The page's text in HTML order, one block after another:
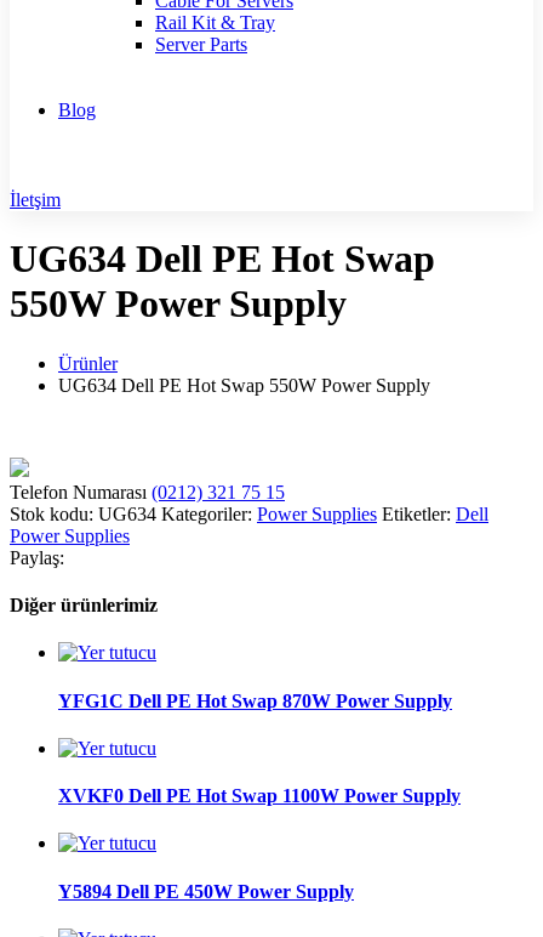
Rail Kit & Tray
Server Parts
Blog
İletşim
UG634 Dell PE Hot Swap
550W Power Supply
Ürünler
UG634 Dell PE Hot Swap 550W Power Supply
Telefon Numarası (0212) 321 75 15
Stok kodu: UG634 Kategoriler: Power Supplies Etiketler: Dell
Power Supplies
Paylaş:
Diğer ürünlerimiz
YFG1C Dell PE Hot Swap 870W Power Supply
XVKF0 Dell PE Hot Swap 1100W Power Supply
Y5894 Dell PE 450W Power Supply